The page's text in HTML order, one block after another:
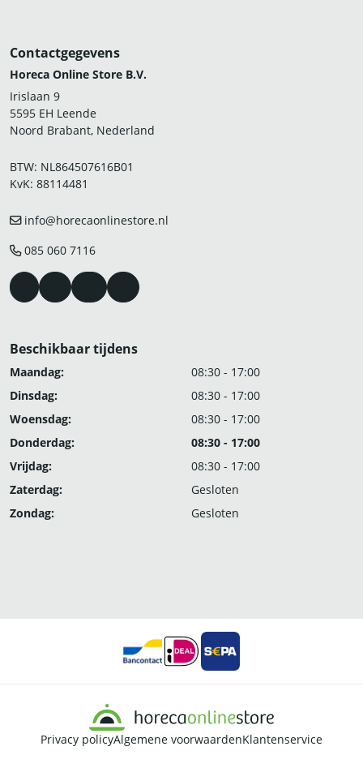
Contactgegevens
Horeca Online Store B.V.
Irislaan 9
5595 EH Leende
Noord Brabant, Nederland
BTW: NL864507616B01
KvK: 88114481
info@horecaonlinestore.nl
085 060 7116
Beschikbaar tijdens
Maandag:
08:30 - 17:00
Dinsdag:
08:30 - 17:00
Woensdag:
08:30 - 17:00
Donderdag:
08:30 - 17:00
Vrijdag:
08:30 - 17:00
Zaterdag:
Gesloten
Zondag:
Gesloten
Privacy policyAlgemene voorwaardenKlantenservice